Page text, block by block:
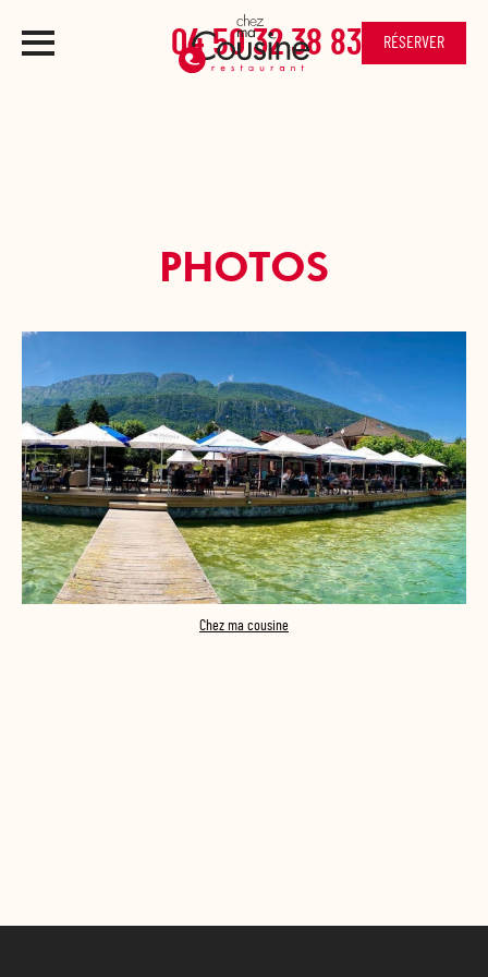
04 50 32 38 83 RÉSERVER
PHOTOS
Chez ma cousine